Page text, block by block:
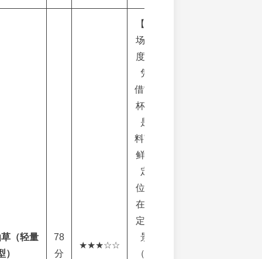
（轻量
）
78
分
★★★☆☆
【市
场维
度】
凭
借“半
杯都
是
料”的
鲜明
定
位，
在特
定场
景
（如